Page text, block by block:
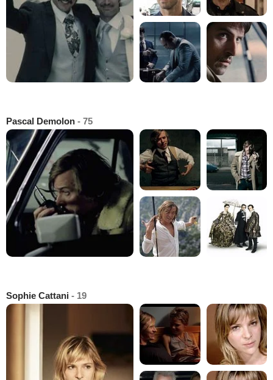
Pascal Demolon - 75
Sophie Cattani - 19